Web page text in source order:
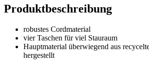
Produktbeschreibung
robustes Cordmaterial
vier Taschen für viel Stauraum
Hauptmaterial überwiegend aus
hergestellt